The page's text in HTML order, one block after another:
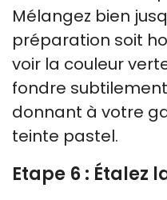
Mélangez bien
préparation soit
voir la couleur
fondre
donnant à votre
teinte pastel.
Etape 6 : Étalez